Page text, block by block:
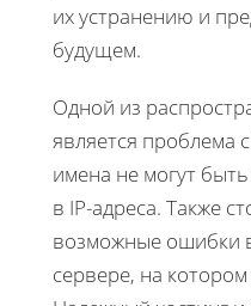
их устранению и
будущем.
Одной из
является проблема
имена не могут
в IP-адреса. Также
возможные ошибки
сервере, на